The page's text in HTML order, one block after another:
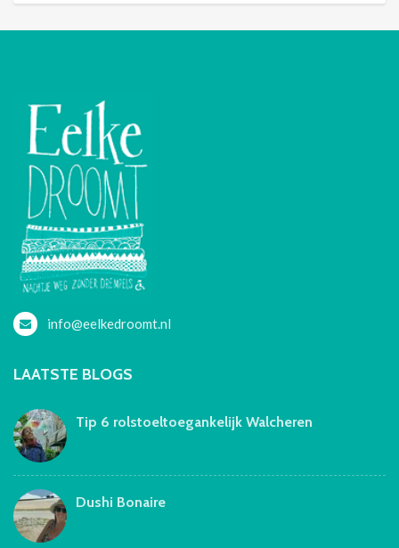
info@eelkedroomt.nl
LAATSTE BLOGS
Tip 6 rolstoeltoegankelijk Walcheren
Dushi Bonaire